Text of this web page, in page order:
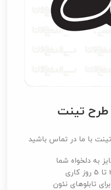
طرح تینت
تینت با ما در تماس باشید
به دلخواه شما
تابلوهای نئون